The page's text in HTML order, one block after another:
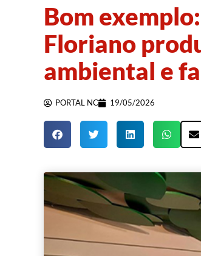
Bom
Floriano
ambiental e
PORTAL NC 19/05/2026